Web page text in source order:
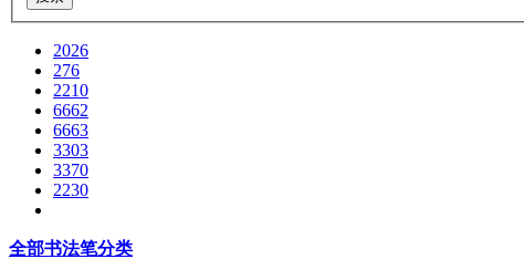
2026
276
2210
6662
6663
3303
3370
2230
全部书法笔分类